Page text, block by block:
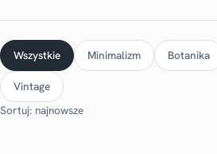
Wszystkie Minimalizm Botanika
Vintage
Sortuj: najnowsze